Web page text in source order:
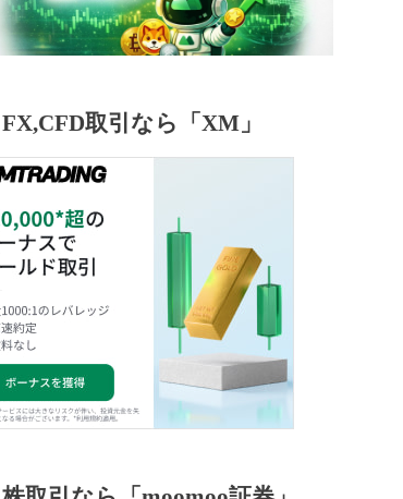
FX,CFD取引なら「XM」